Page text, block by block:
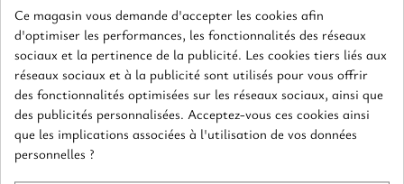
UN STYLE GOURMAND ET ÉPICÉ
Les rouges de l’appellation offrent une palette aromatique de
fruits rouges mûrs, de garrigue, d’épices douces et parfois de
réglisse ou de cacao. En bouche, ils sont souples, généreux,
avec une texture enveloppante et une finale chaleureuse.
UN VIN DE PLAISIR IMMÉDIAT
Ce magasin vous demande d'accepter les cookies afin
d'optimiser les performances, les fonctionnalités des réseaux
sociaux et la pertinence de la publicité. Les cookies tiers liés aux
réseaux sociaux et à la publicité sont utilisés pour vous offrir
des fonctionnalités optimisées sur les réseaux sociaux, ainsi que
des publicités personnalisées. Acceptez-vous ces cookies ainsi
que les implications associées à l'utilisation de vos données
personnelles ?